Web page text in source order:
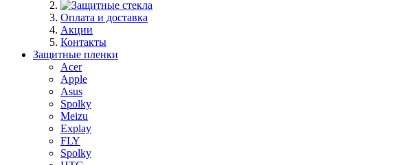
Оплата и доставка
Акции
Контакты
Защитные пленки
Acer
Apple
Asus
Spolky
Meizu
Explay
FLY
Spolky